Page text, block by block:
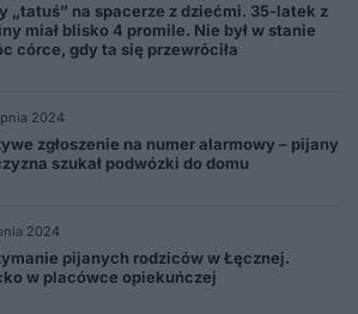
„tatuś” na spacerze z dziećmi. 35-latek z
miał blisko 4 promile. Nie był w stanie
córce, gdy ta się przewróciła
2024
zgłoszenie na numer alarmowy – pijany
szukał podwózki do domu
2024
pijanych rodziców w Łęcznej.
w placówce opiekuńczej